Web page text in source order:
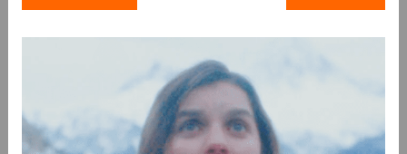
de
l’article